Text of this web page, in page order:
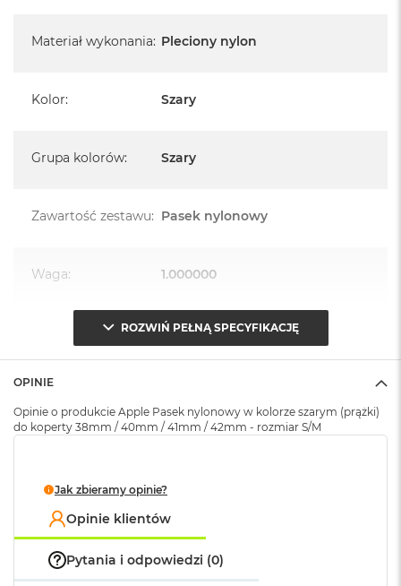
M
a
o
i
o
A
i
M
a
c
B
o
Materiał wykonania: Pleciony nylon
Kolor: Szary
Grupa kolorów: Szary
Zawartość zestawu: Pasek nylonowy
Waga: 1.000000
Znak zgodności: CE
Opakowanie
(pudełko) :
ROZWIŃ PEŁNĄ SPECYFIKACJĘ
OPINIE
Opinie o produkcie Apple Pasek nylonowy w kolorze szarym (prążki)
do koperty 38mm / 40mm / 41mm / 42mm - rozmiar S/M
Jak zbieramy opinie?
Opinie klientów
Pytania i odpowiedzi (0)